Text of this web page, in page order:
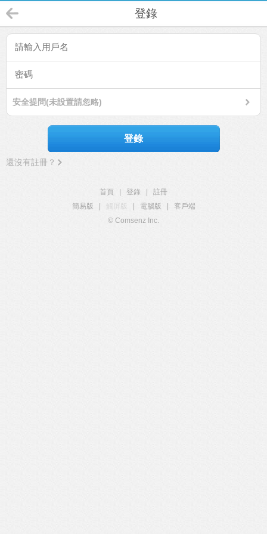
登錄
安全提問(未設置請忽略)
登錄
還沒有註冊？
首頁 登錄
註冊
簡易版
觸屏版 電腦版
客戶端
© Comsenz Inc.